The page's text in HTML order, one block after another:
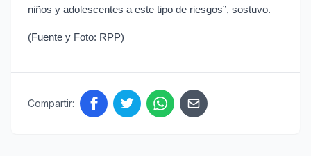
niños y adolescentes a este tipo de riesgos”, sostuvo.
(Fuente y Foto: RPP)
Compartir: